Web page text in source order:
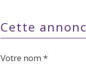
cette
Votre nom *